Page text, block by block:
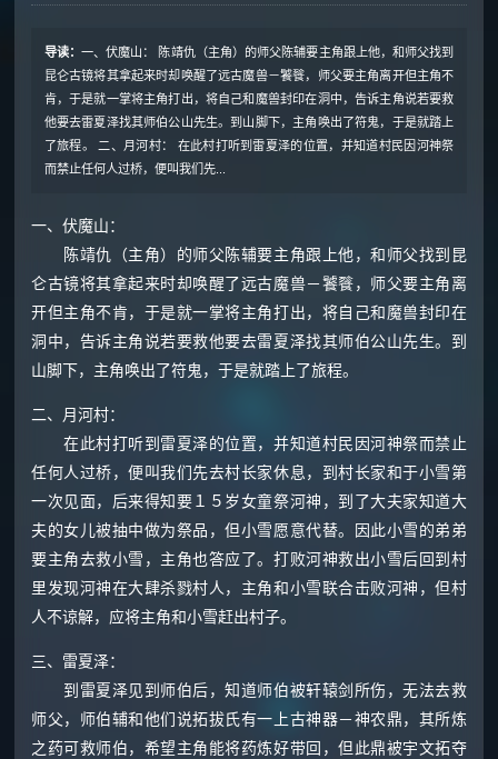
导读： 一、伏魔山： 陈靖仇（主角）的师父陈辅要主角跟上他，和师父找到
昆仑古镜将其拿起来时却唤醒了远古魔兽－饕餮，师父要主角离开但主角不
肯，于是就一掌将主角打出，将自己和魔兽封印在洞中，告诉主角说若要救
他要去雷夏泽找其师伯公山先生。到山脚下，主角唤出了符鬼，于是就踏上
了旅程。 二、月河村： 在此村打听到雷夏泽的位置，并知道村民因河神祭
而禁止任何人过桥，便叫我们先...
一、伏魔山：
陈靖仇（主角）的师父陈辅要主角跟上他，和师父找到昆
仑古镜将其拿起来时却唤醒了远古魔兽－饕餮，师父要主角离
开但主角不肯，于是就一掌将主角打出，将自己和魔兽封印在
洞中，告诉主角说若要救他要去雷夏泽找其师伯公山先生。到
山脚下，主角唤出了符鬼，于是就踏上了旅程。
二、月河村：
在此村打听到雷夏泽的位置，并知道村民因河神祭而禁止
任何人过桥，便叫我们先去村长家休息，到村长家和于小雪第
一次见面，后来得知要１５岁女童祭河神，到了大夫家知道大
夫的女儿被抽中做为祭品，但小雪愿意代替。因此小雪的弟弟
要主角去救小雪，主角也答应了。打败河神救出小雪后回到村
里发现河神在大肆杀戮村人，主角和小雪联合击败河神，但村
人不谅解，应将主角和小雪赶出村子。
三、雷夏泽：
到雷夏泽见到师伯后，知道师伯被轩辕剑所伤，无法去救
师父，师伯辅和他们说拓拔氏有一上古神器－神农鼎，其所炼
之药可救师伯，希望主角能将药炼好带回，但此鼎被宇文拓夺